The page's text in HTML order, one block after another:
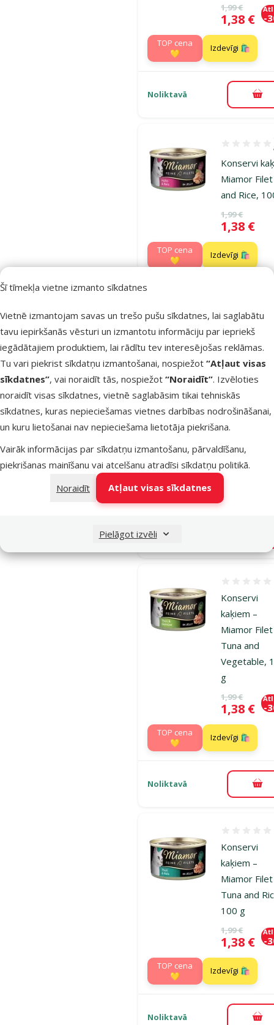
Šī tīmekļa vietne izmanto sīkdatnes
Vietnē izmantojam savas un trešo pušu sīkdatnes, lai saglabātu
tavu iepirkšanās vēsturi un izmantotu informāciju par iepriekš
iegādātajiem produktiem, lai rādītu tev interesējošas reklāmas.
Tu vari piekrist sīkdatņu izmantošanai, nospiežot “Atļaut visas
sīkdatnes”, vai noraidīt tās, nospiežot “Noraidīt”. Izvēloties
noraidīt visas sīkdatnes, vietnē saglabāsim tikai tehniskās
sīkdatnes, kuras nepieciešamas vietnes darbības nodrošināšanai,
un kuru lietošanai nav nepieciešama lietotāja piekrišana.
Vairāk informācijas par sīkdatņu izmantošanu, pārvaldīšanu,
piekrišanas mainīšanu vai atcelšanu atradīsi sīkdatņu politikā.
Noraidīt
Atļaut visas sīkdatnes
Pielāgot izvēli
Oriģinālā
1,99 €
Cena
1,38 € -
TOP cena
💛
Izdevīgi 🛍️
Noliktavā
Konservi
Miamor
and Rice,
Oriģinālā
1,99 €
Cena
1,38 €
TOP cena
💛
Izdevīgi 🛍️
Konservi
kaķiem –
Miamor Filet
Tuna and
Cheese,
Atsauksmes
Oriģinālā
1,99 €
Cena
1,38 €
TOP cena
💛
Izdevīgi 🛍️
Noliktavā
Konservi
kaķiem –
Miamor Filet
Tuna and
Vegetable,
g
Oriģinālā
1,99 €
Cena
1,38 € -
TOP cena
💛
Izdevīgi 🛍️
Noliktavā
Konservi
kaķiem –
Miamor Filet
Tuna and
100 g
Oriģinālā
1,99 €
Cena
1,38 € -
TOP cena
💛
Izdevīgi 🛍️
Noliktavā